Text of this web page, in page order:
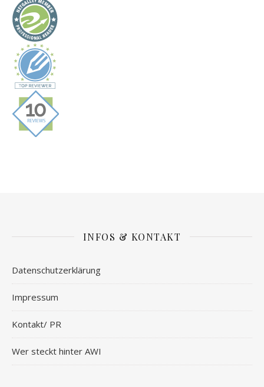
INFOS & KONTAKT
Datenschutzerklärung
Impressum
Kontakt/ PR
Wer steckt hinter AWI